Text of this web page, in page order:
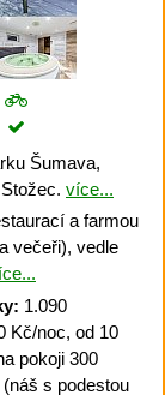
Šumava,
více...
a farmou
večeři), vedle
1.090
Kč/noc, od 10
pokoji 300
s podestou